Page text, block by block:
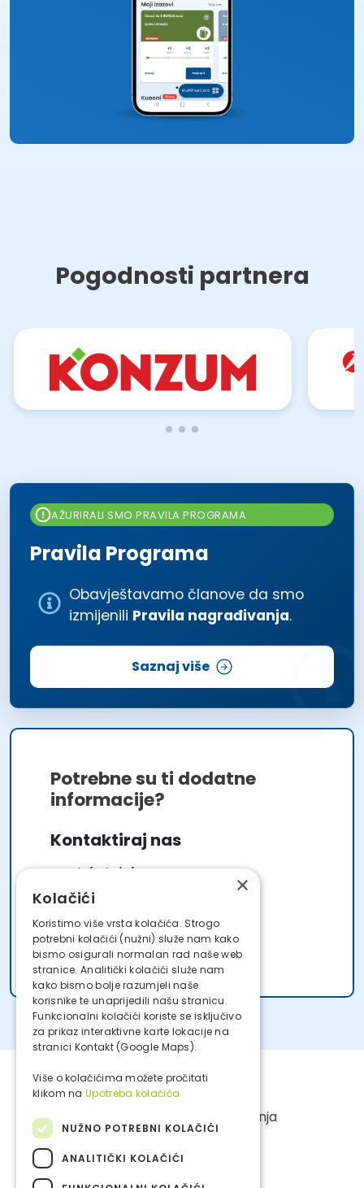
Pogodnosti partnera
AŽURIRALI SMO PRAVILA PROGRAMA
Pravila Programa
Obavještavamo članove da smo
izmijenili Pravila nagrađivanja.
Saznaj više
Potrebne su ti dodatne
informacije?
Kontaktiraj nas
Info telefon
072 000 110
Pošalji nam e-mail
info@multipluscard.hr
O Programu
Pravila programa
Kontakt
Česta pitanja
Dječji klub
×
Kolačići
Koristimo više vrsta kolačića. Strogo
potrebni kolačići (nužni) služe nam kako
bismo osigurali normalan rad naše web
stranice. Analitički kolačići služe nam
kako bismo bolje razumjeli naše
korisnike te unaprijedili našu stranicu.
Funkcionalni kolačići koriste se isključivo
za prikaz interaktivne karte lokacije na
stranici Kontakt (Google Maps).
Više o kolačićima možete pročitati
klikom na Upotreba kolačića
NUŽNO POTREBNI KOLAČIĆI
ANALITIČKI KOLAČIĆI